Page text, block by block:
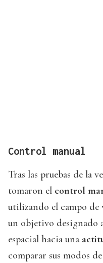
Control manual
Tras las pruebas de la
tomaron el control
utilizando el campo
un objetivo designado
espacial hacia una
comparar sus modos